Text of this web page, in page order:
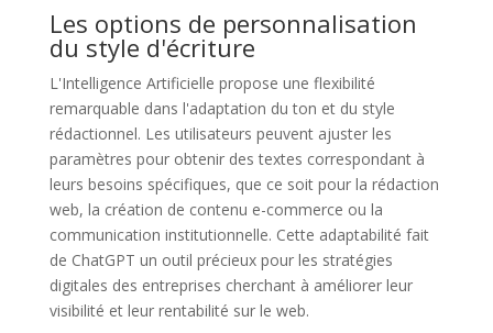
Les options de personnalisation
du style d'écriture
L'Intelligence Artificielle propose une flexibilité
remarquable dans l'adaptation du ton et du style
rédactionnel. Les utilisateurs peuvent ajuster les
paramètres pour obtenir des textes correspondant à
leurs besoins spécifiques, que ce soit pour la rédaction
web, la création de contenu e-commerce ou la
communication institutionnelle. Cette adaptabilité fait
de ChatGPT un outil précieux pour les stratégies
digitales des entreprises cherchant à améliorer leur
visibilité et leur rentabilité sur le web.